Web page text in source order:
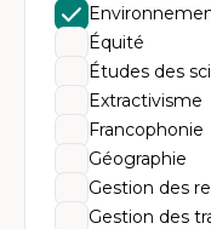
Équité
Études des
Extractivisme
Francophonie
Géographie
Gestion des
Gestion des